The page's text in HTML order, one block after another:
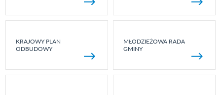
KRAJOWY PLAN
ODBUDOWY
MŁODZIEŻOWA RADA
GMINY